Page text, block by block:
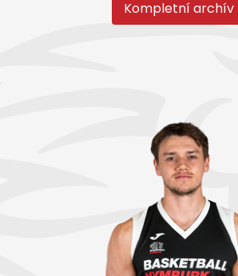
Kompletní archív